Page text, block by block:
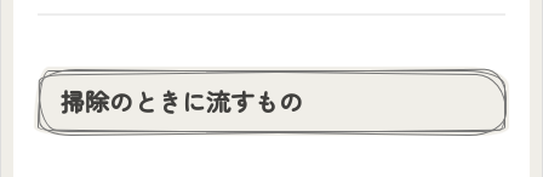
掃除のときに流すもの